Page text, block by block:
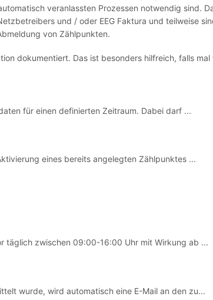
veranlassten Prozessen notwendig sind.
und / oder EEG Faktura und teilweise
von Zählpunkten.
dokumentiert. Das ist besonders hilfreich, falls
für einen definierten Zeitraum. Dabei darf ...
eines bereits angelegten Zählpunktes ...
täglich zwischen 09:00-16:00 Uhr mit Wirkung ab ...
wurde, wird automatisch eine E-Mail an den zu...